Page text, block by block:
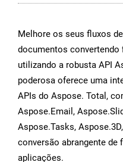
Melhore os seus fluxos
documentos convertendo
utilizando a robusta API
poderosa oferece uma
APIs do Aspose. Total,
Aspose.Email,
Aspose.Tasks,
conversão abrangente
aplicações.